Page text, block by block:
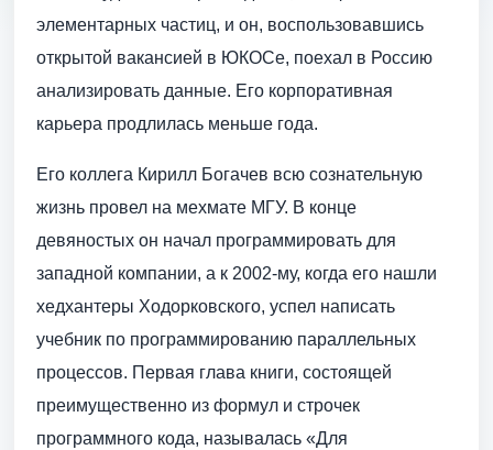
элементарных частиц, и он, воспользовавшись
открытой вакансией в ЮКОСе, поехал в Россию
анализировать данные. Его корпоративная
карьера продлилась меньше года.
Его коллега Кирилл Богачев всю сознательную
жизнь провел на мехмате МГУ. В конце
девяностых он начал программировать для
западной компании, а к 2002-му, когда его нашли
хедхантеры Ходорковского, успел написать
учебник по программированию параллельных
процессов. Первая глава книги, состоящей
преимущественно из формул и строчек
программного кода, называлась «Для